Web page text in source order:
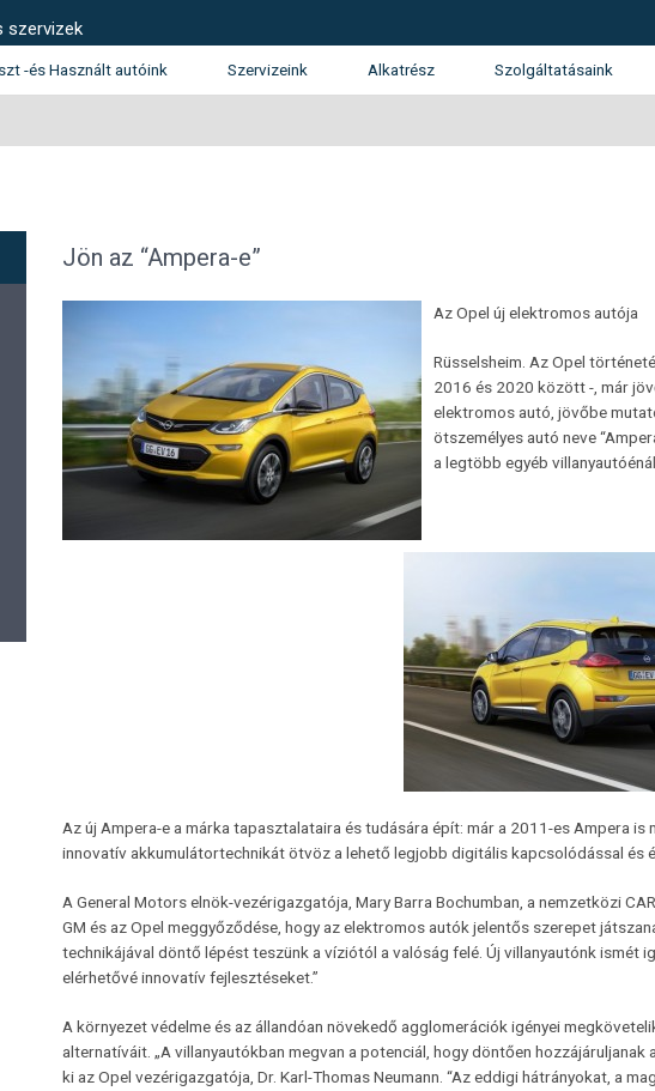
szervizek
-és Használt autóink
autó kínálatunk
Szervizeink Alkatrész Szolgáltatásaink
Flotta
Jön az “Ampera-e”
Az Opel új elektromos autója
Rüsselsheim. Az Opel
2016 és 2020 között -, már
elektromos autó, jövőbe
ötszemélyes autó neve
a legtöbb egyéb villanyautóénál.
Az új Ampera-e a márka tapasztalataira és tudására épít: már a 2011-es Ampera
innovatív akkumulátortechnikát ötvöz a lehető legjobb digitális kapcsolódással és
A General Motors elnök-vezérigazgatója, Mary Barra Bochumban, a nemzetközi
GM és az Opel meggyőződése, hogy az elektromos autók jelentős szerepet
technikájával döntő lépést teszünk a víziótól a valóság felé. Új villanyautónk ismét
elérhetővé innovatív fejlesztéseket.”
A környezet védelme és az állandóan növekedő agglomerációk igényei
alternatíváit. „A villanyautókban megvan a potenciál, hogy döntően
ki az Opel vezérigazgatója, Dr. Karl-Thomas Neumann. “Az eddigi hátrányokat, a